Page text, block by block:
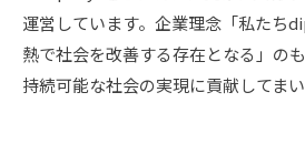
運営しています。企業理念「私たち
熱で社会を改善する存在となる」の
持続可能な社会の実現に貢献してまい